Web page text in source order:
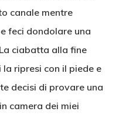
canale mentre
feci dondolare una
ciabatta alla fine
ripresi con il piede e
decisi di provare una
camera dei miei